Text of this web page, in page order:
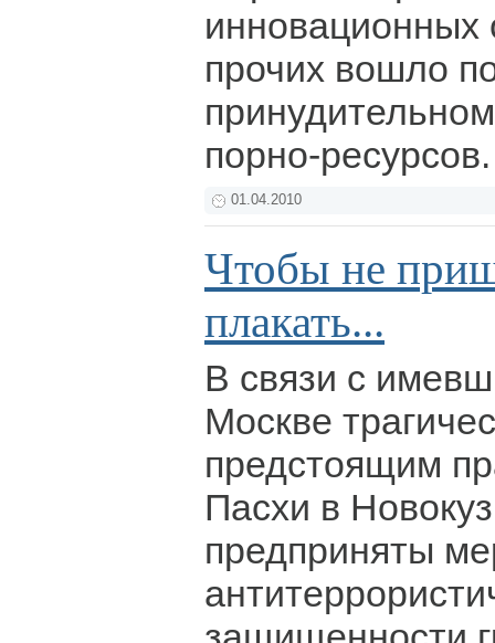
инновационных
прочих вошло
порно-
01.04.2010
Чтобы не
плакать...
В связи с
Москве
предстоящим
Пасхи в
предприняты